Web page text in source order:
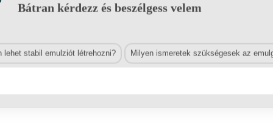
Bátran kérdezz és beszélgess velem
lehet stabil emulziót létrehozni? Milyen ismeretek szükségesek az